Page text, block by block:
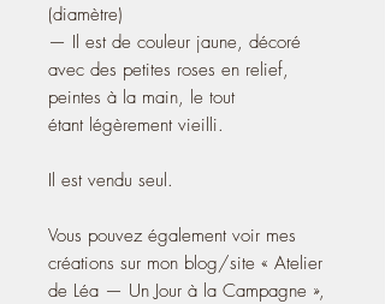
(diamètre)
— Il est de couleur jaune, décoré
avec des petites roses en relief,
peintes à la main, le tout
étant légèrement vieilli.
Il est vendu seul.
Vous pouvez également voir mes
créations sur mon blog/site « Atelier
de Léa — Un Jour à la Campagne »,